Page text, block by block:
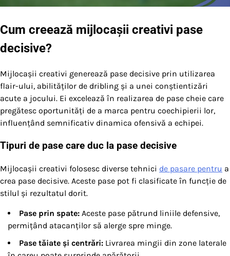
Cum creează mijlocașii creativi pase
decisive?
Mijlocașii creativi generează pase decisive prin utilizarea
flair-ului, abilităților de dribling și a unei conștientizări
acute a jocului. Ei excelează în realizarea de pase cheie care
pregătesc oportunități de a marca pentru coechipierii lor,
influențând semnificativ dinamica ofensivă a echipei.
Tipuri de pase care duc la pase decisive
Mijlocașii creativi folosesc diverse tehnici de pasare pentru a
crea pase decisive. Aceste pase pot fi clasificate în funcție de
stilul și rezultatul dorit.
Pase prin spate: Aceste pase pătrund liniile defensive,
permițând atacanților să alerge spre minge.
Pase tăiate și centrări: Livrarea mingii din zone laterale